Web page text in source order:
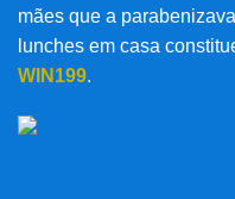
mães que a
lunches em casa
WIN199.